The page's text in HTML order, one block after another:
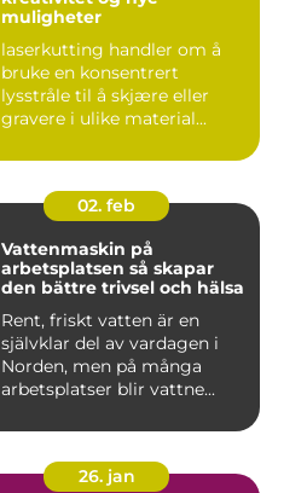
muligheter
laserkutting handler om å
bruke en konsentrert
lysstråle til å skjære eller
gravere i ulike material...
02. feb
Vattenmaskin på
arbetsplatsen så skapar
den bättre trivsel och hälsa
Rent, friskt vatten är en
självklar del av vardagen i
Norden, men på många
arbetsplatser blir vattne...
26. jan